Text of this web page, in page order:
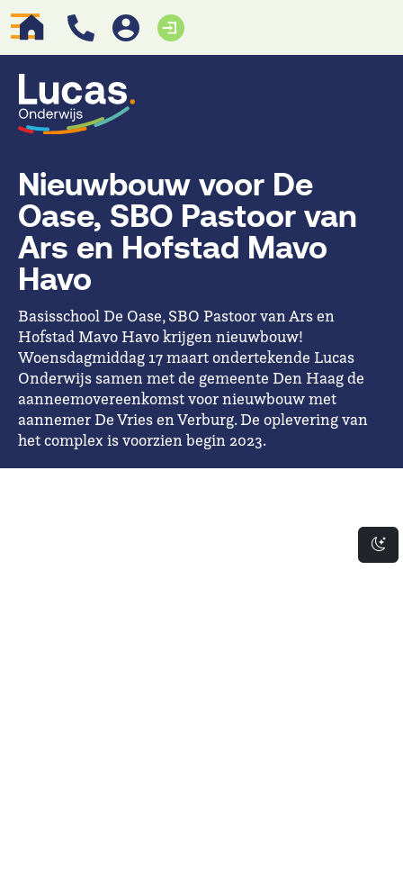
Nieuwbouw voor De
Oase, SBO Pastoor van
Ars en Hofstad Mavo
Havo
Basisschool De Oase, SBO Pastoor van Ars en
Hofstad Mavo Havo krijgen nieuwbouw!
Woensdagmiddag 17 maart ondertekende Lucas
Onderwijs samen met de gemeente Den Haag de
aanneemovereenkomst voor nieuwbouw met
aannemer De Vries en Verburg. De oplevering van
het complex is voorzien begin 2023.